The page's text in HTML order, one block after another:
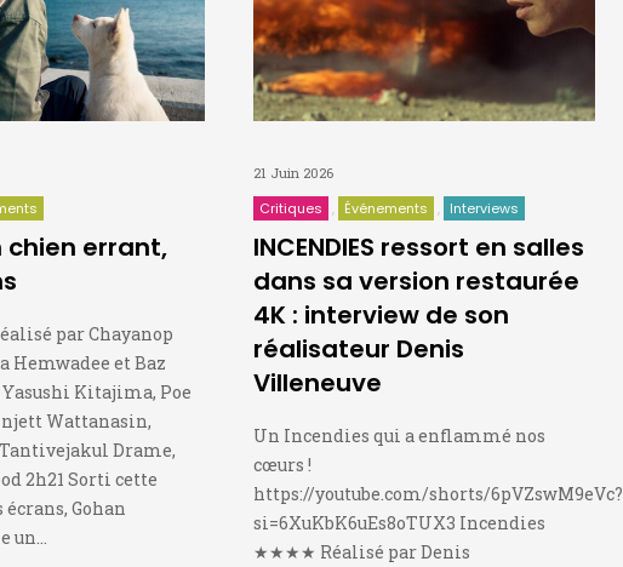
chien errant,
par Chayanop
Hemwadee et Baz
Kitajima, Poe
Wattanasin,
Tantivejakul Drame,
2h21 Sorti cette
Gohan
un…
21 Juin 2026
Critiques Événements Interviews
INCENDIES ressort en salles
dans sa version restaurée
4K : interview de son
réalisateur Denis
Villeneuve
Un Incendies qui a enflammé nos
cœurs !
https://youtube.com/shorts/6pVZswM9eVc?
si=6XuKbK6uEs8oTUX3 Incendies
★★★★ Réalisé par Denis